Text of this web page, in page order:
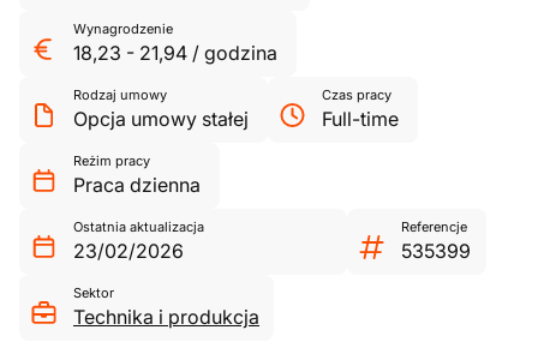
Wynagrodzenie
18,23 - 21,94 / godzina
Rodzaj umowy
Opcja umowy stałej
Czas pracy
Full-time
Reżim pracy
Praca dzienna
Ostatnia aktualizacja
23/02/2026
Referencje
535399
Sektor
Technika i produkcja